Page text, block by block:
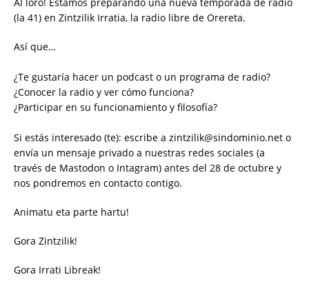
(la 41) en Zintzilik Irratia, la radio libre de Orereta.
Así que…
¿Te gustaría hacer un podcast o un programa de radio?
¿Conocer la radio y ver cómo funciona?
¿Participar en su funcionamiento y filosofía?
Si estás interesado (te): escribe a zintzilik@sindominio.net o
envía un mensaje privado a nuestras redes sociales (a
través de Mastodon o Intagram) antes del 28 de octubre y
nos pondremos en contacto contigo.
Animatu eta parte hartu!
Gora Zintzilik!
Gora Irrati Libreak!